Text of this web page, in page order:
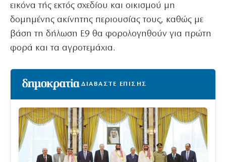
εικόνα τής εκτός σχεδίου και οικισμού μη
δομημένης ακίνητης περιουσίας τους, καθώς με
βάση τη δήλωση Ε9 θα φορολογηθούν για πρώτη
φορά και τα αγροτεμάχια.
ΔΙΑΒΑΣΤΕ ΕΠΙΣΗΣ